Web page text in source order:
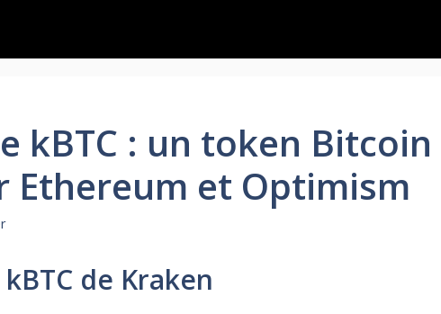
kBTC : un token Bitcoin
Ethereum et Optimism
de Kraken